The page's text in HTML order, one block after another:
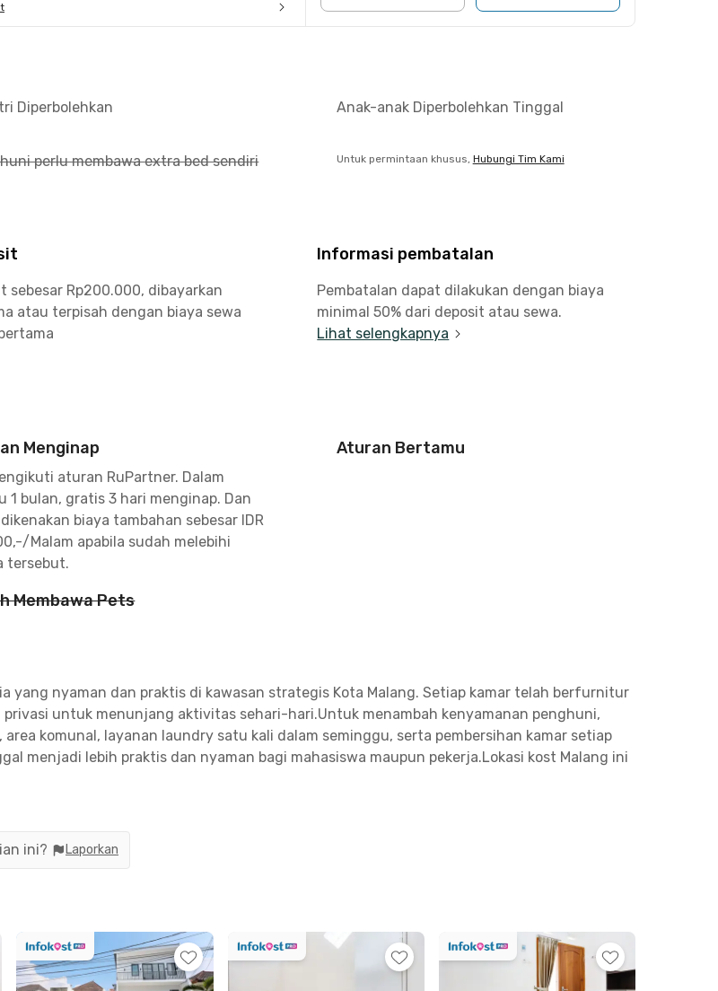
Diperbolehkan Anak-anak Diperbolehkan Tinggal
perlu membawa extra bed sendiri Untuk permintaan khusus, Hubungi Tim Kami
sebesar Rp200.000, dibayarkan
atau terpisah dengan biaya sewa
Informasi pembatalan
Pembatalan dapat dilakukan dengan biaya
minimal 50% dari deposit atau sewa.
Lihat selengkapnya
Menginap
aturan RuPartner. Dalam
1 bulan, gratis 3 hari menginap. Dan
biaya tambahan sebesar IDR
Malam apabila sudah melebihi
tersebut.
Aturan Bertamu
Membawa Pets
yang nyaman dan praktis di kawasan strategis Kota Malang. Setiap kamar telah berfurnitur
untuk menunjang aktivitas sehari-hari.Untuk menambah kenyamanan penghuni,
komunal, layanan laundry satu kali dalam seminggu, serta pembersihan kamar setiap
menjadi lebih praktis dan nyaman bagi mahasiswa maupun pekerja.Lokasi kost Malang ini
Universitas Negeri Malang, Universitas Brawijaya, dan Mall Dinoyo City dapat dijangkau
ini? Laporkan